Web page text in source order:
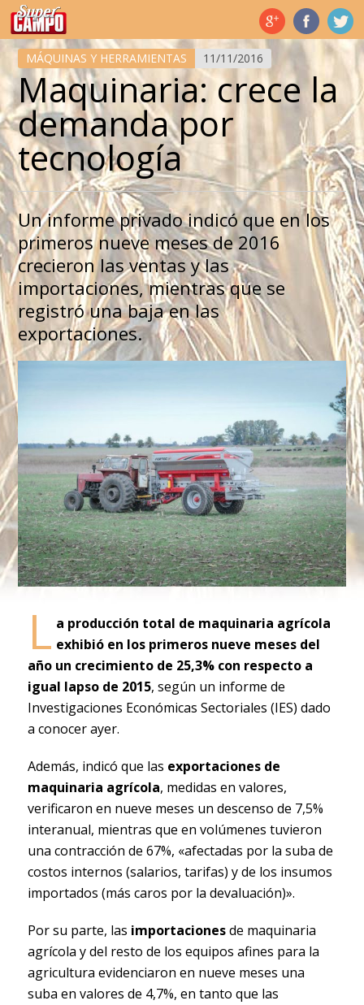
Temas de hoy
MÁQUINAS Y HERRAMIENTAS 11/11/2016
Maquinaria: crece la
demanda por
tecnología
Un informe privado indicó que en los
primeros nueve meses de 2016
crecieron las ventas y las
importaciones, mientras que se
registró una baja en las
exportaciones.
L a producción total de maquinaria agrícola
exhibió en los primeros nueve meses del
año un crecimiento de 25,3% con respecto a
igual lapso de 2015, según un informe de
Investigaciones Económicas Sectoriales (IES) dado
a conocer ayer.
Además, indicó que las exportaciones de
maquinaria agrícola, medidas en valores,
verificaron en nueve meses un descenso de 7,5%
interanual, mientras que en volúmenes tuvieron
una contracción de 67%, «afectadas por la suba de
costos internos (salarios, tarifas) y de los insumos
importados (más caros por la devaluación)».
Por su parte, las importacionesde maquinaria
agrícola y del resto de los equipos afines para la
agricultura evidenciaron en nueve meses una
suba en valores de 4,7%, en tanto que las